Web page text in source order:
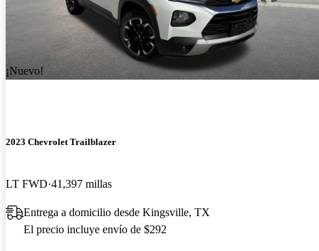
¡Nuevo!
2023 Chevrolet Trailblazer
LT FWD 41,397 millas
Entrega a domicilio desde Kingsville, TX
El precio incluye envío de $292